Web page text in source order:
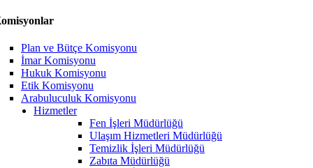
Plan ve Bütçe Komisyonu
İmar Komisyonu
Hukuk Komisyonu
Etik Komisyonu
Arabuluculuk Komisyonu
Hizmetler
Fen İşleri Müdürlüğü
Ulaşım Hizmetleri Müdürlüğü
Temizlik İşleri Müdürlüğü
Zabıta Müdürlüğü